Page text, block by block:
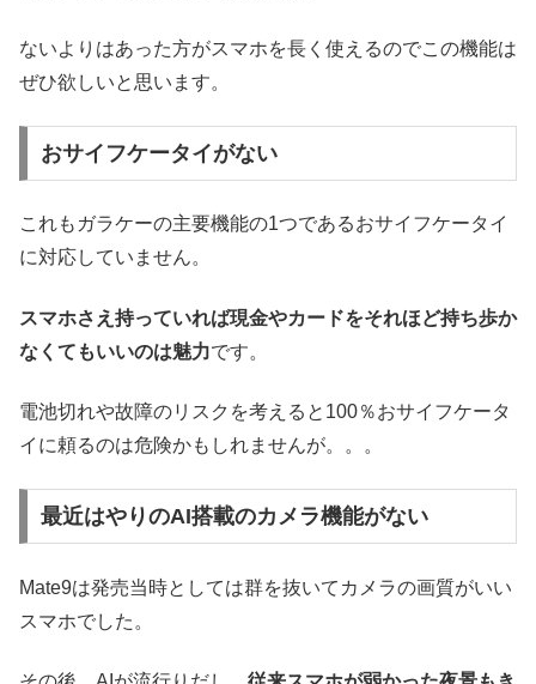
ないよりはあった方がスマホを長く使えるのでこの機能は
ぜひ欲しいと思います。
おサイフケータイがない
これもガラケーの主要機能の1つであるおサイフケータイ
に対応していません。
スマホさえ持っていれば現金やカードをそれほど持ち歩か
なくてもいいのは魅力です。
電池切れや故障のリスクを考えると100％おサイフケータ
イに頼るのは危険かもしれませんが。。。
最近はやりのAI搭載のカメラ機能がない
Mate9は発売当時としては群を抜いてカメラの画質がいい
スマホでした。